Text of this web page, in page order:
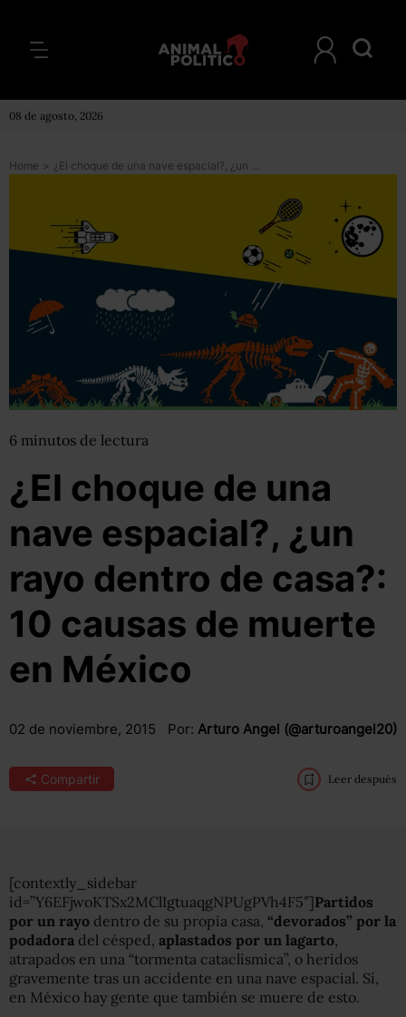
08 de agosto, 2026
Home > ¿El choque de una nave espacial?, ¿un rayo dentro de casa?: 10 causas de muerte en México
6 minutos de lectura
¿El choque de una
nave espacial?, ¿un
rayo dentro de casa?:
10 causas de muerte
en México
02 de noviembre, 2015 Por: Arturo Angel (@arturoangel20)
Compartir Leer después
[contextly_sidebar
id=”Y6EFjwoKTSx2MClIgtuaqgNPUgPVh4F5″]Partidos
por un rayo dentro de su propia casa, “devorados” por la
podadora del césped, aplastados por un lagarto,
atrapados en una “tormenta cataclísmica”, o heridos
gravemente tras un accidente en una nave espacial. Sí,
en México hay gente que también se muere de esto.